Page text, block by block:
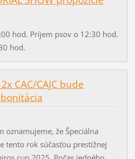
hod. Príjem psov o 12:30 hod.
hod.
CAC/CAJC bude
oznamujeme, že Špeciálna
tento rok súčasťou prestížnej